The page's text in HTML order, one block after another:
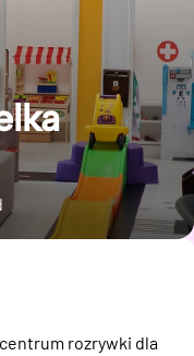
rozrywki dla